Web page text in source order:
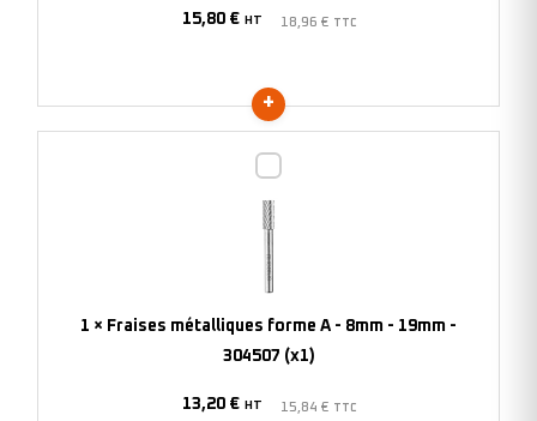
-
15,80 € HT 18,96 € TTC
forme
-
1 × Fraises métalliques forme A - 8mm - 19mm -
304507 (x1)
13,20 € HT 15,84 € TTC